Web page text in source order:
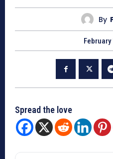
By
Spread the love